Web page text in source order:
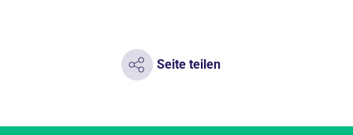
Seite teilen